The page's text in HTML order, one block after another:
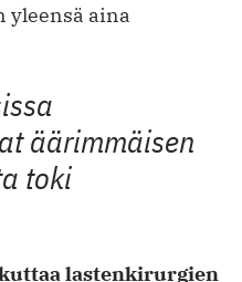
yleensä aina
äärimmäisen
toki
lastenkirurgien